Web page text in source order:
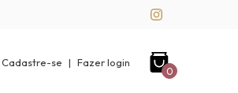
Cadastre-se | Fazer login
0